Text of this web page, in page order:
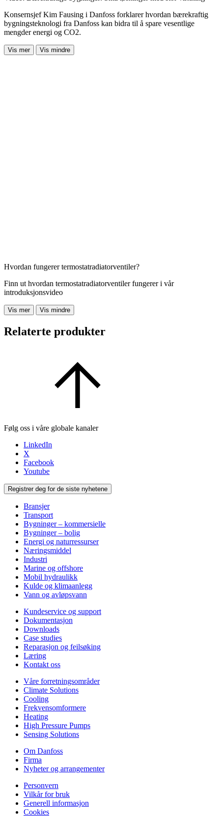
Konsernsjef Kim Fausing i Danfoss forklarer hvordan bærekraftig
bygningsteknologi fra Danfoss kan bidra til å spare vesentlige
mengder energi og CO2.
Vis mer Vis mindre
Hvordan fungerer termostatradiatorventiler?
Finn ut hvordan termostatradiatorventiler fungerer i vår
introduksjonsvideo
Vis mer Vis mindre
Relaterte produkter
Følg oss i våre globale kanaler
LinkedIn
X
Facebook
Youtube
Registrer deg for de siste nyhetene
Bransjer
Transport
Bygninger – kommersielle
Bygninger – bolig
Energi og naturressurser
Næringsmiddel
Industri
Marine og offshore
Mobil hydraulikk
Kulde og klimaanlegg
Vann og avløpsvann
Kundeservice og support
Dokumentasjon
Downloads
Case studies
Reparasjon og feilsøking
Læring
Kontakt oss
Våre forretningsområder
Climate Solutions
Cooling
Frekvensomformere
Heating
High Pressure Pumps
Sensing Solutions
Om Danfoss
Firma
Nyheter og arrangementer
Personvern
Vilkår for bruk
Generell informasjon
Cookies